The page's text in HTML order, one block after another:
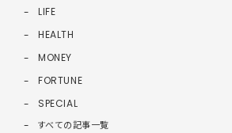
LIFE
HEALTH
MONEY
FORTUNE
SPECIAL
すべての記事一覧